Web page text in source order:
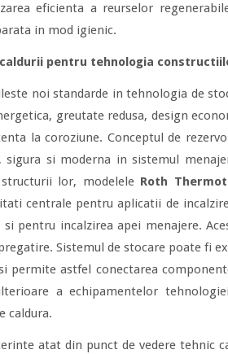
eficienta a reurselor
in mod igienic.
pentru tehnologia
noi standarde in tehnologia de
greutate redusa, design
la coroziune. Conceptul de
si moderna in sistemul
lor, modelele Roth
centrale pentru aplicatii de
pentru incalzirea apei menajere.
Sistemul de stocare poate fi
permite astfel conectarea
a echipamentelor
caldura.
atat din punct de vedere tehnic